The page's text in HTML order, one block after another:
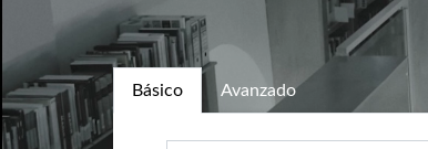
Básico Avanzado